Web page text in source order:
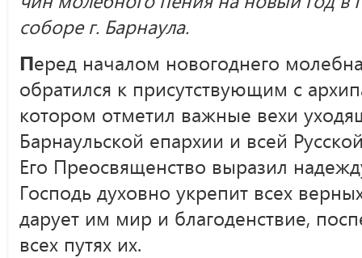
соборе г. Барнаула.
Перед началом новогоднего
обратился к присутствующим с
котором отметил важные вехи
Барнаульской епархии и всей
Его Преосвященство выразил
Господь духовно укрепит всех
дарует им мир и благоденствие,
всех путях их.